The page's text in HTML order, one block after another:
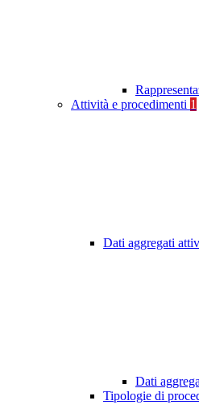
Attività e procedimenti 1
Dati aggregati
Dati
Tipologie di